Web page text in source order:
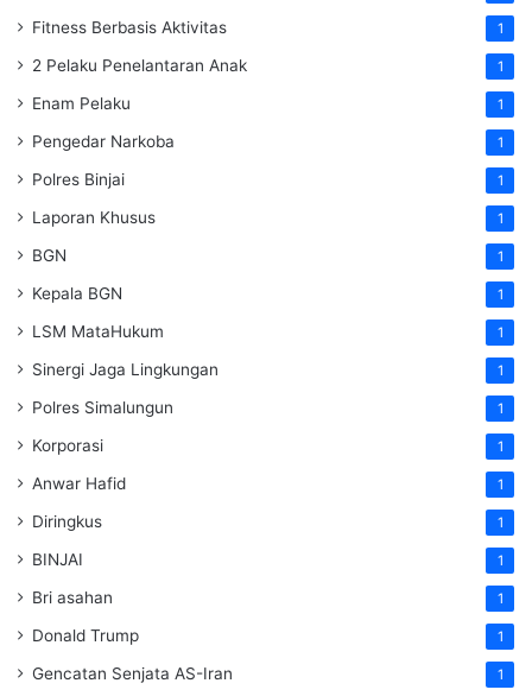
Fitness Berbasis Aktivitas 1
2 Pelaku Penelantaran Anak 1
Enam Pelaku 1
Pengedar Narkoba 1
Polres Binjai 1
Laporan Khusus 1
BGN 1
Kepala BGN 1
LSM MataHukum 1
Sinergi Jaga Lingkungan 1
Polres Simalungun 1
Korporasi 1
Anwar Hafid 1
Diringkus 1
BINJAI 1
Bri asahan 1
Donald Trump 1
Gencatan Senjata AS-Iran 1